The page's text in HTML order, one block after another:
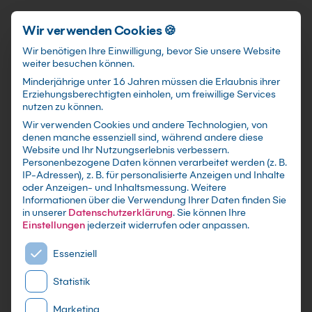
Schnellzugriff
CREO Gusskonstruktion
Kurs
mit Zertifikat als Live Online Training,
Präsenzseminar in IT-Schulungszentren sowie
maßgeschneiderte Firmen- oder Inhouse-
Schulung für dein Team - Lerne und erweitere
dein Creo Wissen
Wir verwenden Cookies 🍪
Wir benötigen Ihre Einwilligung, bevor Sie unsere Website
weiter besuchen können.
Minderjährige unter 16 Jahren müssen die Erlaubnis ihrer
Erziehungsberechtigten einholen, um freiwillige Services
nutzen zu können.
Wir verwenden Cookies und andere Technologien, von
denen manche essenziell sind, während andere diese
Website und Ihr Nutzungserlebnis verbessern.
Personenbezogene Daten können verarbeitet werden (z. B.
IP-Adressen), z. B. für personalisierte Anzeigen und Inhalte
oder Anzeigen- und Inhaltsmessung.Weitere
Informationen über die Verwendung Ihrer Daten finden Sie
in unserer Datenschutzerklärung.Sie können Ihre
Einstellungen jederzeit widerrufen oder anpassen.
Es folgt eine Liste der Service-Gruppen, für die eine
Essenziell
Statistik
Marketing